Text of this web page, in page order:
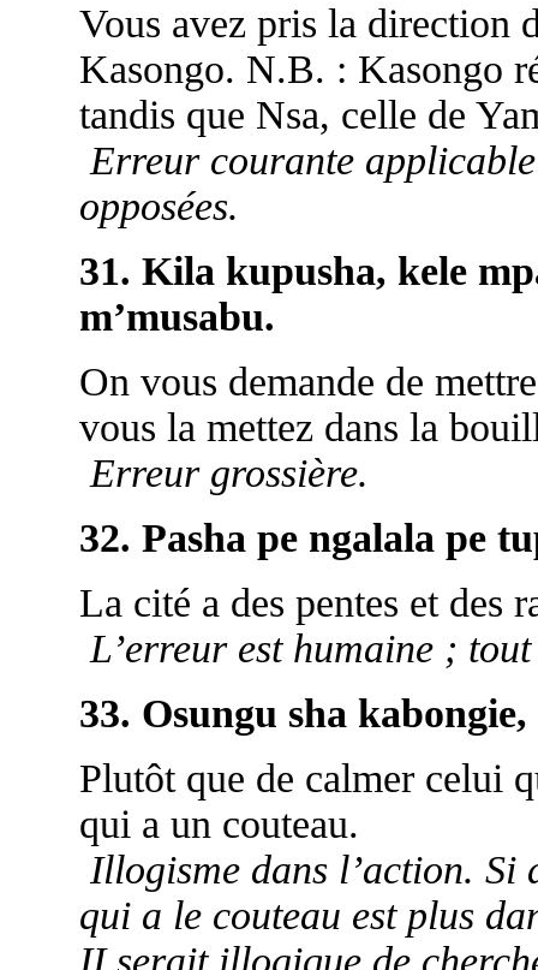
Vous avez pris la direction
Kasongo. N.B. : Kasongo
tandis que Nsa, celle de
Erreur courante
opposées.
31. Kila kupusha, kele
m’musabu.
On vous demande de
vous la mettez dans la
Erreur grossière.
32. Pasha pe ngalala pe
La cité a des pentes et des
L’erreur est humaine ;
33. Osungu sha
Plutôt que de calmer celui
qui a un couteau.
Illogisme dans l’action. Si
qui a le couteau est plus